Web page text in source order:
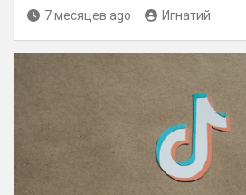
7 месяцев ago Игнатий